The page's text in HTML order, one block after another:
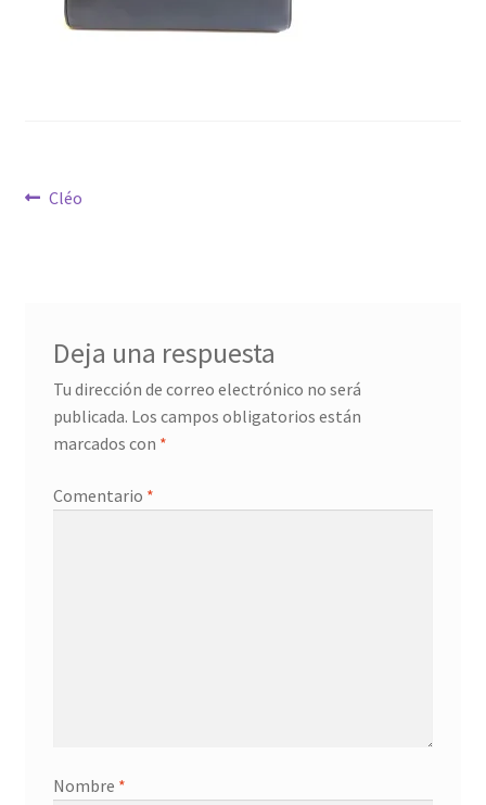
Navegación
Anterior:
Cléo
Deja una respuesta
Tu dirección de correo electrónico no será
publicada. Los campos obligatorios están
marcados con *
Comentario *
Nombre *